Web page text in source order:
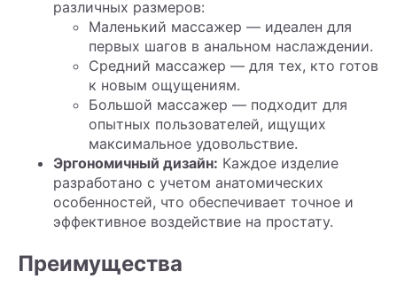
различных размеров:
Маленький массажер — идеален для
первых шагов в анальном наслаждении.
Средний массажер — для тех, кто готов
к новым ощущениям.
Большой массажер — подходит для
опытных пользователей, ищущих
максимальное удовольствие.
Эргономичный дизайн: Каждое изделие
разработано с учетом анатомических
особенностей, что обеспечивает точное и
эффективное воздействие на простату.
Преимущества